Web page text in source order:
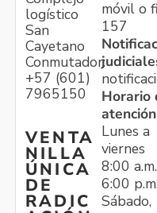
logístico
San
Cayetano
Conmutador:
+57 (601)
7965150
VENTA
NILLA
ÚNICA
DE
RADIC
móvil o
157
Horario
atención
Lunes a
viernes
8:00
6:00
Sábado,